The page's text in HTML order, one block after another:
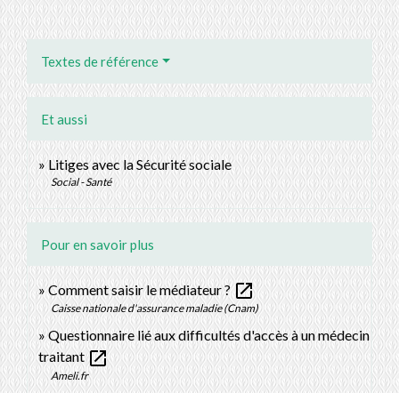
Textes de référence
Et aussi
Litiges avec la Sécurité sociale
Social - Santé
Pour en savoir plus
Comment saisir le médiateur ?open_in_new
Caisse nationale d'assurance maladie (Cnam)
Questionnaire lié aux difficultés d'accès à un médecin
traitantopen_in_new
Ameli.fr